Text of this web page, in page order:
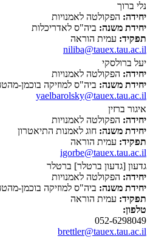
נלי ברוך
יחידה: הפקולטה לאמנויות
יחידת משנה: ביה"ס לאדריכלות
תפקיד: עמית הוראה
niliba@tauex.tau.ac.il
יעל ברולסקי
יחידה: הפקולטה לאמנויות
יחידת משנה: ביה"ס למוזיקה בוכמן-
yaelbarolsky@tauex.tau.ac.il
איגור ברזין
יחידה: הפקולטה לאמנויות
יחידת משנה: חוג לאמנות התיאטרון
תפקיד: עמית הוראה
igorbe@tauex.tau.ac.il
גדעון [גדעון ברטלר] ברטלר
יחידה: הפקולטה לאמנויות
יחידת משנה: ביה"ס למוזיקה בוכמן-
תפקיד: עמית הוראה
טלפון:
052-6298049
brettler@tauex.tau.ac.il